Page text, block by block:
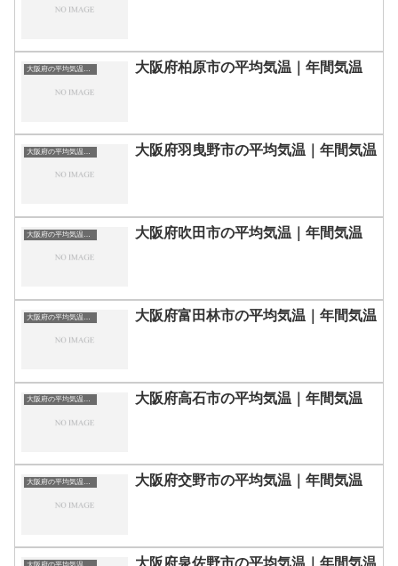
大阪府の平均気温まとめ 大阪府柏原市の平均気温｜年間気温
大阪府の平均気温まとめ 大阪府羽曳野市の平均気温｜年間気温
大阪府吹田市の平均気温｜年間気温
大阪府富田林市の平均気温｜年間気温
大阪府の平均気温まとめ 大阪府高石市の平均気温｜年間気温
大阪府の平均気温まとめ 大阪府交野市の平均気温｜年間気温